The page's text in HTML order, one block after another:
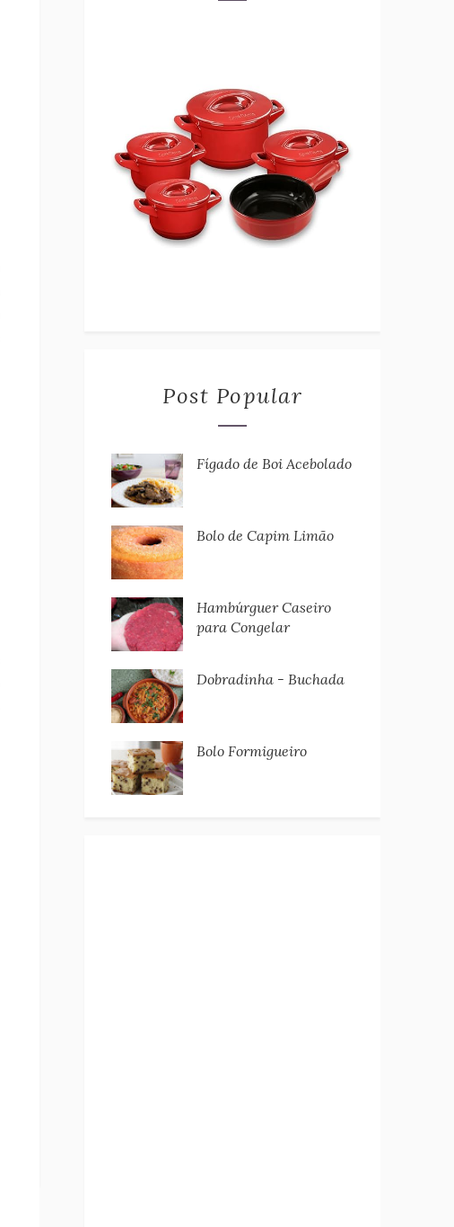
Post Popular
Fígado de Boi Acebolado
Bolo de Capim Limão
Hambúrguer Caseiro
para Congelar
Dobradinha - Buchada
Bolo Formigueiro